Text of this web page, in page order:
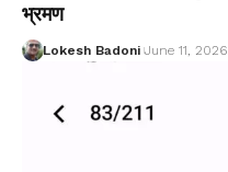
भ्रमण
Lokesh Badoni June 11, 2026